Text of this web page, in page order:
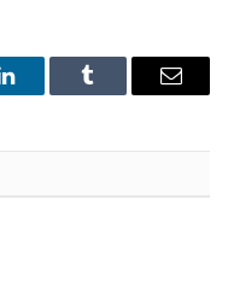
LinkedInTumblr Email